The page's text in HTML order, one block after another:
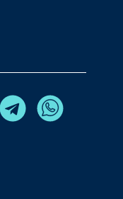
TelegramWhatsapp